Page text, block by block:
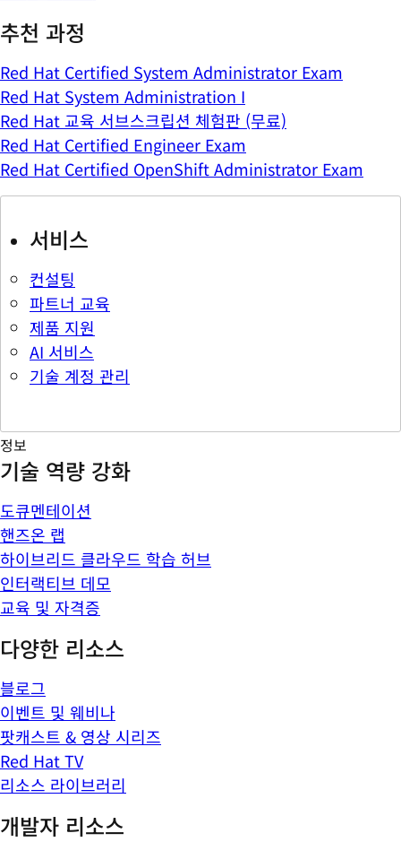
추천 과정
Red Hat Certified System Administrator Exam
Red Hat System Administration I
Red Hat 교육 서브스크립션 체험판 (무료)
Red Hat Certified Engineer Exam
Red Hat Certified OpenShift Administrator Exam
서비스
컨설팅
파트너 교육
제품 지원
AI 서비스
기술 계정 관리
정보
기술 역량 강화
도큐멘테이션
핸즈온 랩
하이브리드 클라우드 학습 허브
인터랙티브 데모
교육 및 자격증
다양한 리소스
블로그
이벤트 및 웨비나
팟캐스트 & 영상 시리즈
Red Hat TV
리소스 라이브러리
개발자 리소스